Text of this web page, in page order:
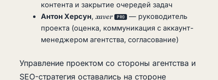
контента и закрытие очередей задач
Антон Херсун, xaver PRO
— руководитель
проекта (оценка, коммуникация с аккаунт-
менеджером агентства, согласование)
Управление проектом со стороны агентства и
SEO-стратегия оставались на стороне